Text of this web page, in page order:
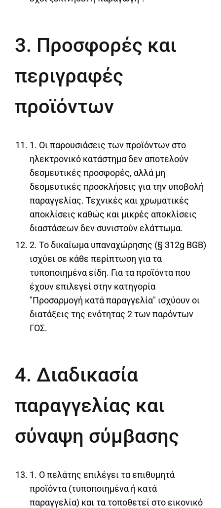
3. Προσφορές και
περιγραφές
προϊόντων
1. Οι παρουσιάσεις των προϊόντων στο
ηλεκτρονικό κατάστημα δεν αποτελούν
δεσμευτικές προσφορές, αλλά μη
δεσμευτικές προσκλήσεις για την υποβολή
παραγγελίας. Τεχνικές και χρωματικές
αποκλίσεις καθώς και μικρές αποκλίσεις
διαστάσεων δεν συνιστούν ελάττωμα.
2. Το δικαίωμα υπαναχώρησης (§ 312g BGB)
ισχύει σε κάθε περίπτωση για τα
τυποποιημένα είδη. Για τα προϊόντα που
έχουν επιλεγεί στην κατηγορία
"Προσαρμογή κατά παραγγελία" ισχύουν οι
διατάξεις της ενότητας 2 των παρόντων
ΓΟΣ.
4. Διαδικασία
παραγγελίας και
σύναψη σύμβασης
1. Ο πελάτης επιλέγει τα επιθυμητά
προϊόντα (τυποποιημένα ή κατά
παραγγελία) και τα τοποθετεί στο εικονικό